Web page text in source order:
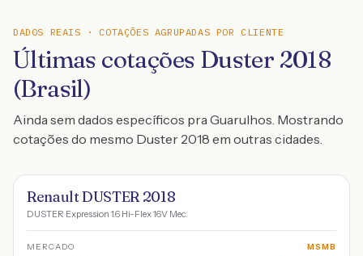
DADOS REAIS · COTAÇÕES AGRUPADAS POR CLIENTE
Últimas cotações Duster 2018
(Brasil)
Ainda sem dados específicos pra Guarulhos. Mostrando
cotações do mesmo Duster 2018 em outras cidades.
Renault DUSTER 2018
DUSTER Expression 1.6 Hi-Flex 16V Mec.
MERCADO MSMB